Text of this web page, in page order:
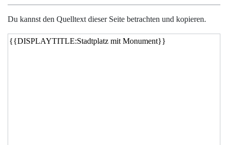
Du kannst den Quelltext dieser Seite betrachten und kopieren.